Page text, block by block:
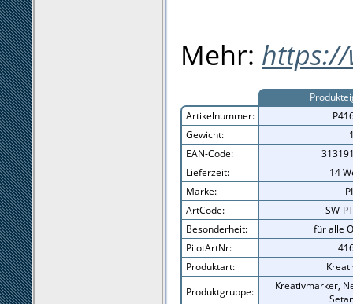
Mehr:
Artikelnummer:
Gewicht:
EAN-Code:
Lieferzeit:
14
Marke:
ArtCode:
SW-
Besonderheit:
für alle
PilotArtNr:
Produktart:
Produktgruppe:
Kreativmarker,